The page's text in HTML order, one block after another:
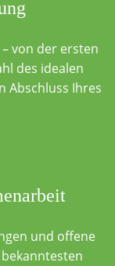
von der ersten
des idealen
Abschluss Ihres
und offene